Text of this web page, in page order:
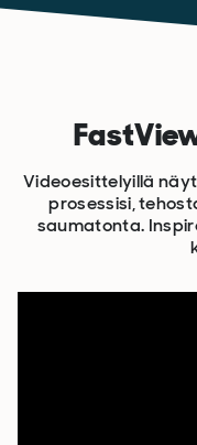
Videoesittelyillä
prosessisi,
saumatonta.